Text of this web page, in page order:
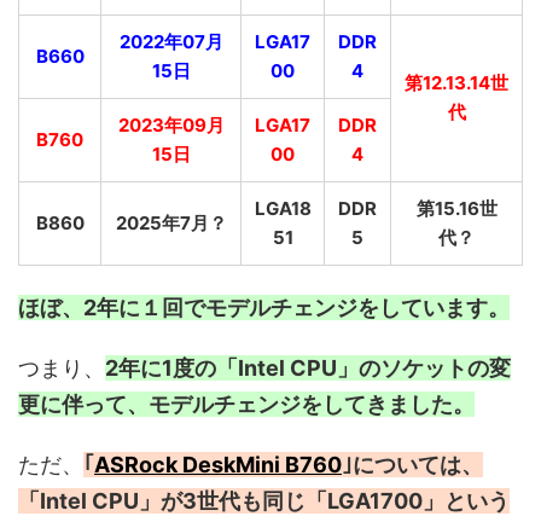
B660
2022年07月
15日
LGA17
00
DDR
4
第12.13.14世
代
B760
2023年09月
15日
LGA17
00
DDR
4
B860 2025年7月？
LGA18
51
DDR
5
第15.16世
代？
ほぼ、2年に１回でモデルチェンジをしています。
つまり、 2年に1度の「Intel CPU」のソケットの変
更に伴って、モデルチェンジをしてきました。
ただ、 ｢ ASRock DeskMini B760 ｣については、
「Intel CPU」が3世代も同じ「LGA1700」という